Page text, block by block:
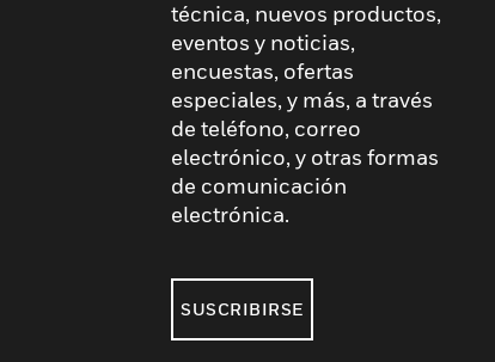
técnica, nuevos productos,
eventos y noticias,
encuestas, ofertas
especiales, y más, a través
de teléfono, correo
electrónico, y otras formas
de comunicación
electrónica.
SUSCRIBIRSE